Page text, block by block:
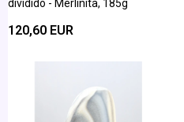
dividido - Merlinita, 185g
120,60 EUR